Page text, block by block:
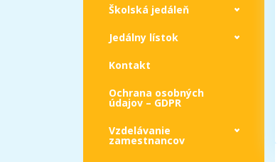
Školská jedáleň
Jedálny lístok
Kontakt
Ochrana osobných
údajov – GDPR
Vzdelávanie
zamestnancov